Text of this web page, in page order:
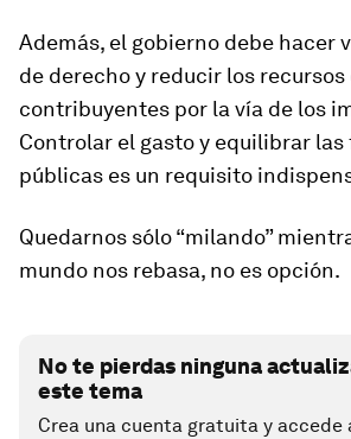
Además, el gobierno debe hacer
de derecho y reducir los
contribuyentes por la vía de los
Controlar el gasto y equilibrar
públicas es un requisito
Quedarnos sólo “milando”
mundo nos rebasa, no es opción.
No te pierdas ninguna
este tema
Crea una cuenta gratuita y accede